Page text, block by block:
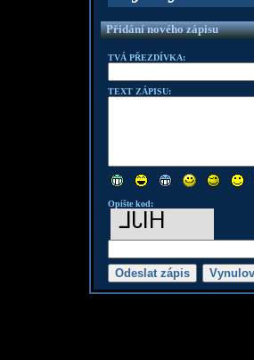
Přidání nového zápisu
TVÁ PŘEZDÍVKA:
TEXT ZÁPISU:
Opište kod: